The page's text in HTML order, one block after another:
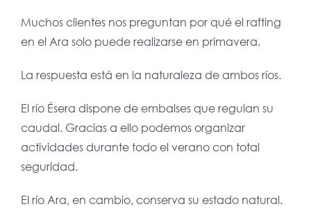
Muchos clientes nos preguntan por qué el rafting
en el Ara solo puede realizarse en primavera.
La respuesta está en la naturaleza de ambos ríos.
El río Ésera dispone de embalses que regulan su
caudal. Gracias a ello podemos organizar
actividades durante todo el verano con total
seguridad.
El río Ara, en cambio, conserva su estado natural.